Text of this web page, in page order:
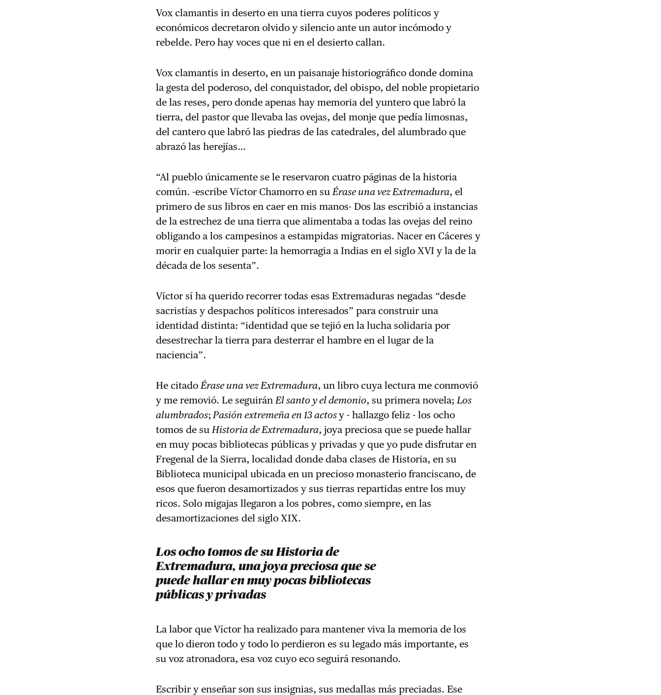
Vox clamantis in deserto en una tierra cuyos poderes políticos y
económicos decretaron olvido y silencio ante un autor incómodo y
rebelde. Pero hay voces que ni en el desierto callan.
Vox clamantis in deserto, en un paisanaje historiográfico donde domina
la gesta del poderoso, del conquistador, del obispo, del noble propietario
de las reses, pero donde apenas hay memoria del yuntero que labró la
tierra, del pastor que llevaba las ovejas, del monje que pedía limosnas,
del cantero que labró las piedras de las catedrales, del alumbrado que
abrazó las herejías…
“Al pueblo únicamente se le reservaron cuatro páginas de la historia
común. -escribe Víctor Chamorro en suÉrase una vez Extremadura, el
primero de sus libros en caer en mis manos- Dos las escribió a instancias
de la estrechez de una tierra que alimentaba a todas las ovejas del reino
obligando a los campesinos a estampidas migratorias. Nacer en Cáceres y
morir en cualquier parte: la hemorragia a Indias en el siglo XVI y la de la
década de los sesenta”.
Víctor sí ha querido recorrer todas esas Extremaduras negadas “desde
sacristías y despachos políticos interesados” para construir una
identidad distinta: “identidad que se tejió en la lucha solidaria por
desestrechar la tierra para desterrar el hambre en el lugar de la
naciencia”.
He citadoÉrase una vez Extremadura, un libro cuya lectura me conmovió
y me removió. Le seguiránEl santo y el demonio, su primera novela;Los
alumbrados;Pasión extremeña en 13 actosy - hallazgo feliz - los ocho
tomos de suHistoria de Extremadura, joya preciosa que se puede hallar
en muy pocas bibliotecas públicas y privadas y que yo pude disfrutar en
Fregenal de la Sierra, localidad donde daba clases de Historia, en su
Biblioteca municipal ubicada en un precioso monasterio franciscano, de
esos que fueron desamortizados y sus tierras repartidas entre los muy
ricos. Solo migajas llegaron a los pobres, como siempre, en las
desamortizaciones del siglo XIX.
Los ocho tomos de su Historia de
Extremadura, una joya preciosa que se
puede hallar en muy pocas bibliotecas
públicas y privadas
La labor que Víctor ha realizado para mantener viva la memoria de los
que lo dieron todo y todo lo perdieron es su legado más importante, es
su voz atronadora, esa voz cuyo eco seguirá resonando.
Escribir y enseñar son sus insignias, sus medallas más preciadas. Ese